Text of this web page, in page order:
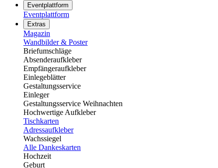
Eventplattform
Eventplattform
Extras
Magazin
Wandbilder & Poster
Briefumschläge
Absenderaufkleber
Empfängeraufkleber
Einlegeblätter
Gestaltungsservice
Einleger
Gestaltungsservice Weihnachten
Hochwertige Aufkleber
Tischkarten
Adressaufkleber
Wachssiegel
Alle Dankeskarten
Hochzeit
Geburt